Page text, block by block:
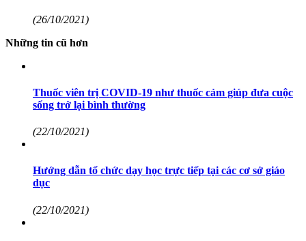
(26/10/2021)
Những tin cũ hơn
Thuốc viên trị COVID-19 như thuốc cảm giúp đưa cuộc
sống trở lại bình thường
(22/10/2021)
Hướng dẫn tổ chức dạy học trực tiếp tại các cơ sở giáo
dục
(22/10/2021)